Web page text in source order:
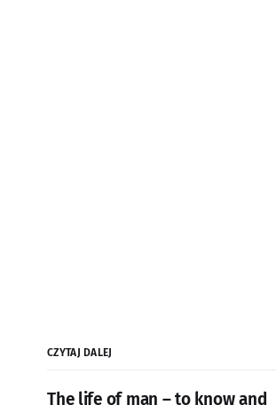
CZYTAJ DALEJ
The life of man – to know and